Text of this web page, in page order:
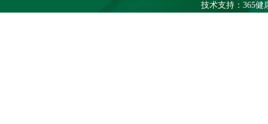
技术支持： 365健